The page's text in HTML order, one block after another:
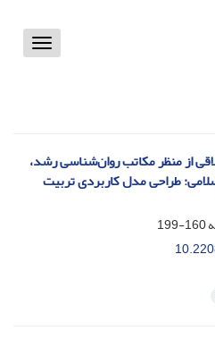
Toggle
از منظر مکاتب روان‌شناسی رشد،
طراحی مدل کاربردی تربیت
160-199